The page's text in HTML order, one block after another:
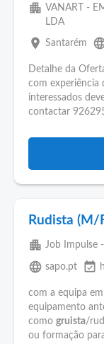
apartment VANART -
LDA
place Santarém
Detalhe da
com experiência
interessados
contactar
Rudista (M/
apartment Job Impulse
language sapo.pt event_available
com a equipa
equipamento
como gruista/
ou formação